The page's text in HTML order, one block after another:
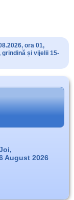
ora 01,
și vijelii 15-
August 2026